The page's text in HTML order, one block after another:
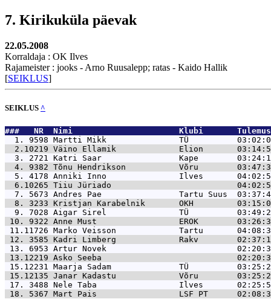
7. Kirikuküla päevak
22.05.2008
Korraldaja : OK Ilves
Rajameister : jooks - Arno Ruusalepp; ratas - Kaido Hallik
[SEIKLUS]
SEIKLUS ^
###   NR  Nimi                      Klubi
  1. 9598
Martti Mikk               TÜ
  2.10219
Väino Ellamik             Elion
  3. 2721
Katri Saar                Kape
  4. 9382
Tõnu Hendrikson           Võru
  5. 4178
Anniki Inno               Ilves
  6.10265
Tiiu Jüriado
  7. 5673
Andres Pae                Tartu Suus
  8. 3233
Kristjan Karabelnik       OKH
  9. 7028
Aigar Sirel               TÜ
10. 9322 Anne Must                 EROK
11.11726 Marko Veisson             Tartu
12. 3585 Kadri Limberg             Rakv
13. 6953 Artur Novek
13.12219 Asko Seeba
15.12231 Maarja Sadam              TÜ
15.12135 Janar Kadastu             Võru
17. 3488 Nele Taba                 Ilves
18. 5367 Mart Pais                 LSF PT